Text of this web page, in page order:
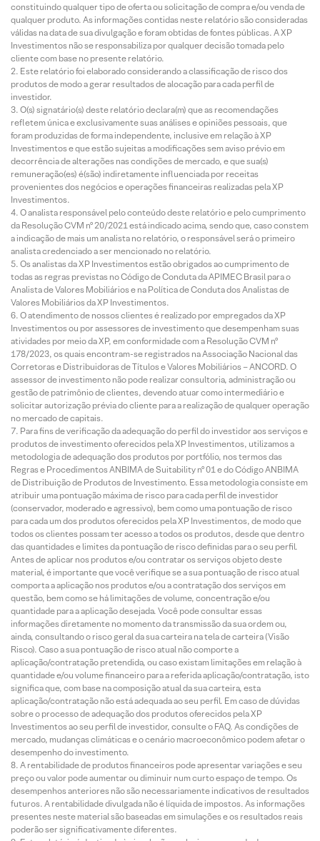
constituindo qualquer tipo de oferta ou solicitação de compra e/ou venda de
qualquer produto. As informações contidas neste relatório são consideradas
válidas na data de sua divulgação e foram obtidas de fontes públicas. A XP
Investimentos não se responsabiliza por qualquer decisão tomada pelo
cliente com base no presente relatório.
Este relatório foi elaborado considerando a classificação de risco dos
produtos de modo a gerar resultados de alocação para cada perfil de
investidor.
O(s) signatário(s) deste relatório declara(m) que as recomendações
refletem única e exclusivamente suas análises e opiniões pessoais, que
foram produzidas de forma independente, inclusive em relação à XP
Investimentos e que estão sujeitas a modificações sem aviso prévio em
decorrência de alterações nas condições de mercado, e que sua(s)
remuneração(es) é(são) indiretamente influenciada por receitas
provenientes dos negócios e operações financeiras realizadas pela XP
Investimentos.
O analista responsável pelo conteúdo deste relatório e pelo cumprimento
da Resolução CVM nº 20/2021 está indicado acima, sendo que, caso constem
a indicação de mais um analista no relatório, o responsável será o primeiro
analista credenciado a ser mencionado no relatório.
Os analistas da XP Investimentos estão obrigados ao cumprimento de
todas as regras previstas no Código de Conduta da APIMEC Brasil para o
Analista de Valores Mobiliários e na Política de Conduta dos Analistas de
Valores Mobiliários da XP Investimentos.
O atendimento de nossos clientes é realizado por empregados da XP
Investimentos ou por assessores de investimento que desempenham suas
atividades por meio da XP, em conformidade com a Resolução CVM nº
178/2023, os quais encontram-se registrados na Associação Nacional das
Corretoras e Distribuidoras de Títulos e Valores Mobiliários – ANCORD. O
assessor de investimento não pode realizar consultoria, administração ou
gestão de patrimônio de clientes, devendo atuar como intermediário e
solicitar autorização prévia do cliente para a realização de qualquer operação
no mercado de capitais.
Para fins de verificação da adequação do perfil do investidor aos serviços e
produtos de investimento oferecidos pela XP Investimentos, utilizamos a
metodologia de adequação dos produtos por portfólio, nos termos das
Regras e Procedimentos ANBIMA de Suitability nº 01 e do Código ANBIMA
de Distribuição de Produtos de Investimento. Essa metodologia consiste em
atribuir uma pontuação máxima de risco para cada perfil de investidor
(conservador, moderado e agressivo), bem como uma pontuação de risco
para cada um dos produtos oferecidos pela XP Investimentos, de modo que
todos os clientes possam ter acesso a todos os produtos, desde que dentro
das quantidades e limites da pontuação de risco definidas para o seu perfil.
Antes de aplicar nos produtos e/ou contratar os serviços objeto deste
material, é importante que você verifique se a sua pontuação de risco atual
comporta a aplicação nos produtos e/ou a contratação dos serviços em
questão, bem como se há limitações de volume, concentração e/ou
quantidade para a aplicação desejada. Você pode consultar essas
informações diretamente no momento da transmissão da sua ordem ou,
ainda, consultando o risco geral da sua carteira na tela de carteira (Visão
Risco). Caso a sua pontuação de risco atual não comporte a
aplicação/contratação pretendida, ou caso existam limitações em relação à
quantidade e/ou volume financeiro para a referida aplicação/contratação, isto
significa que, com base na composição atual da sua carteira, esta
aplicação/contratação não está adequada ao seu perfil. Em caso de dúvidas
sobre o processo de adequação dos produtos oferecidos pela XP
Investimentos ao seu perfil de investidor, consulte o FAQ. As condições de
mercado, mudanças climáticas e o cenário macroeconômico podem afetar o
desempenho do investimento.
A rentabilidade de produtos financeiros pode apresentar variações e seu
preço ou valor pode aumentar ou diminuir num curto espaço de tempo. Os
desempenhos anteriores não são necessariamente indicativos de resultados
futuros. A rentabilidade divulgada não é líquida de impostos. As informações
presentes neste material são baseadas em simulações e os resultados reais
poderão ser significativamente diferentes.